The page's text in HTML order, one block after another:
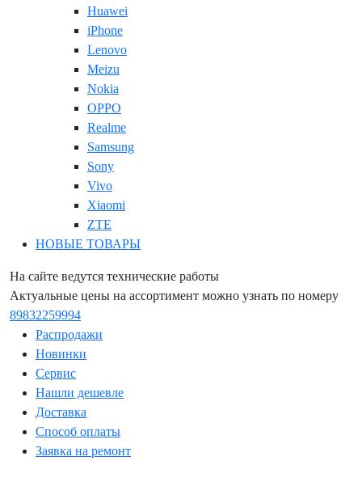
Huawei
iPhone
Lenovo
Meizu
Nokia
OPPO
Realme
Samsung
Sony
Vivo
Xiaomi
ZTE
НОВЫЕ ТОВАРЫ
На сайте ведутся технические работы
Актуальные цены на ассортимент можно узнать по номеру
89832259994
Распродажи
Новинки
Сервис
Нашли дешевле
Доставка
Способ оплаты
Заявка на ремонт